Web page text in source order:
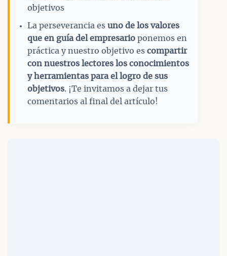
objetivos
La perseverancia es uno de los valores
que en guía del empresario ponemos en
práctica y nuestro objetivo es compartir
con nuestros lectores los conocimientos
y herramientas para el logro de sus
objetivos. ¡Te invitamos a dejar tus
comentarios al final del artículo!